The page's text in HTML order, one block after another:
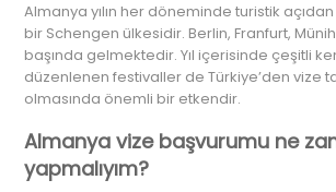
Almanya yılın her döneminde turistik
bir Schengen ülkesidir. Berlin, Franfurt,
başında gelmektedir. Yıl içerisinde çeşitli
düzenlenen festivaller de Türkiye’den vize
olmasında önemli bir etkendir.
Almanya vize başvurumu ne
yapmalıyım?